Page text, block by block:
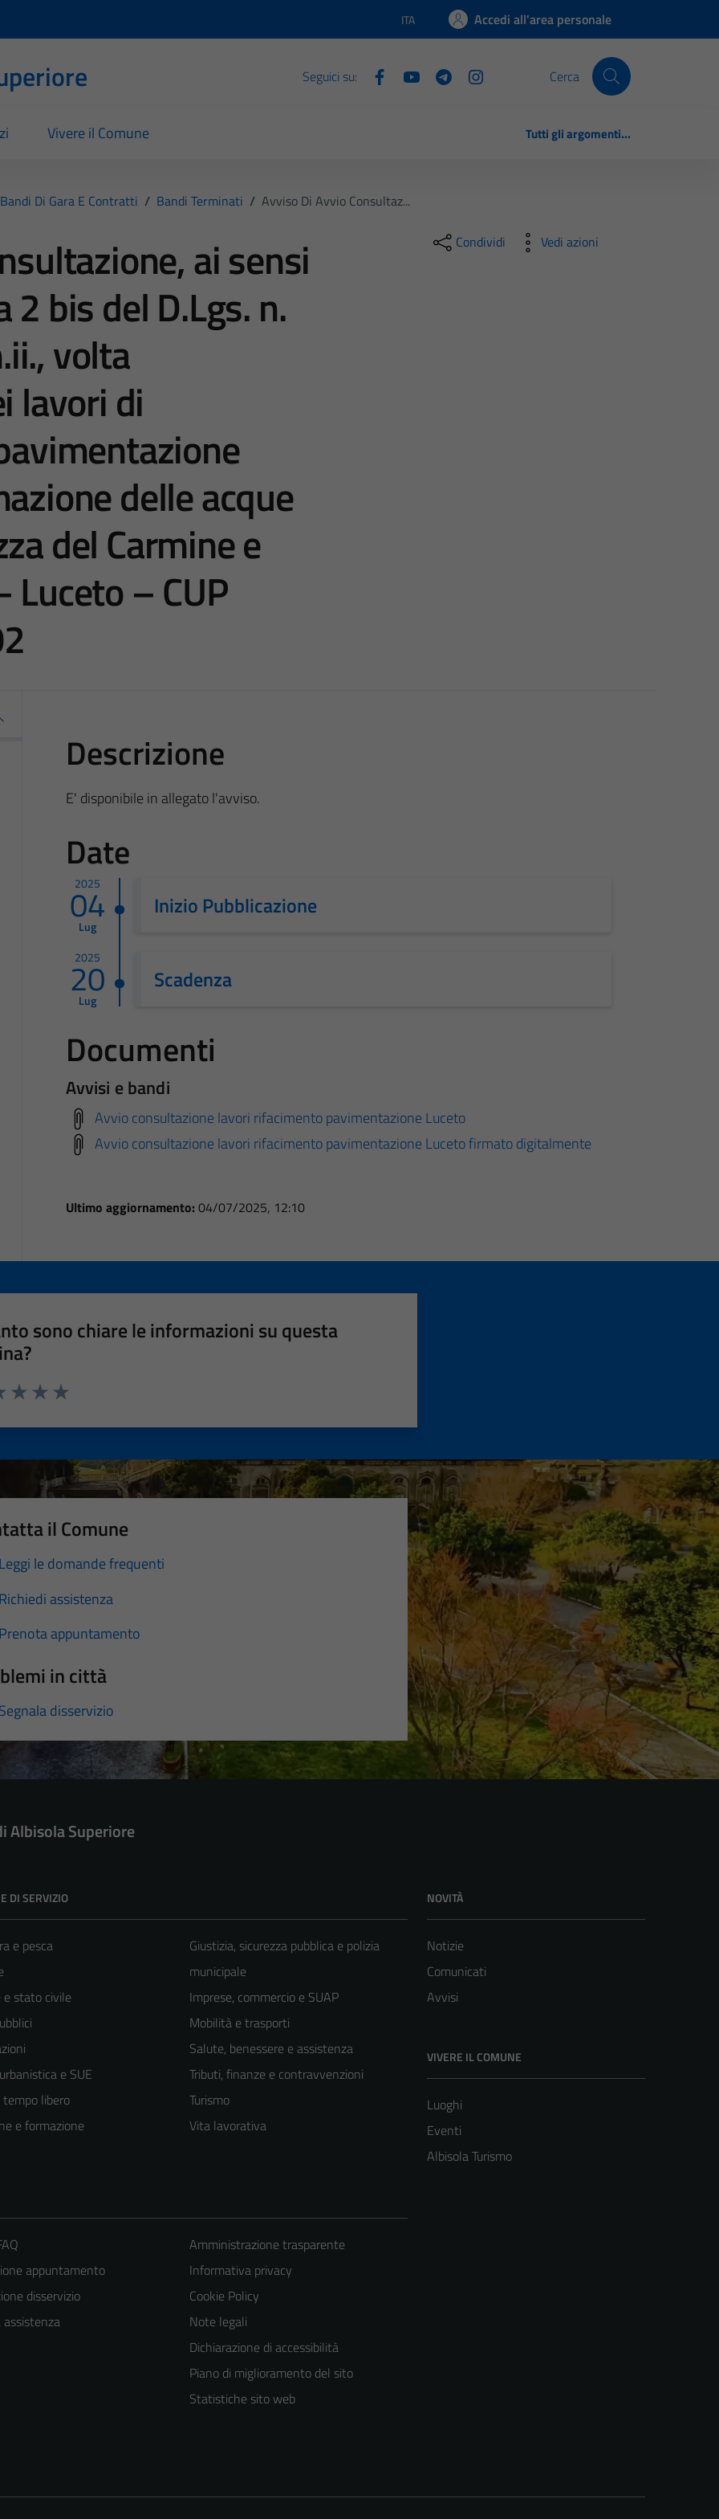
Lingua attiva:
ITA Accedi all'area personale
Seguici su: Cerca
Vivere il Comune Tutti gli argomenti...
Bandi Di Gara E Contratti / Bandi Terminati / Avviso Di Avvio Consultaz...
ai sensi
2 bis del D.Lgs. n.
volta
lavori di
delle acque
del Carmine e
Luceto – CUP
Condividi Vedi azioni
Descrizione
E' disponibile in allegato l'avviso.
Date
2025
04
Lug
Inizio Pubblicazione
2025
20
Lug
Scadenza
Documenti
Avvisi e bandi
Avvio consultazione lavori rifacimento pavimentazione Luceto
Avvio consultazione lavori rifacimento pavimentazione Luceto firmato digitalmente
Ultimo aggiornamento: 04/07/2025, 12:10
sono chiare le informazioni su questa
il Comune
Leggi le domande frequenti
Richiedi assistenza
Prenota appuntamento
in città
Segnala disservizio
Albisola Superiore
DI SERVIZIO
e pesca
e stato civile
e SUE
libero
e formazione
Giustizia, sicurezza pubblica e polizia
municipale
Imprese, commercio e SUAP
Mobilità e trasporti
Salute, benessere e assistenza
Tributi, finanze e contravvenzioni
Turismo
Vita lavorativa
NOVITÀ
Notizie
Comunicati
Avvisi
VIVERE IL COMUNE
Luoghi
Eventi
Albisola Turismo
appuntamento
disservizio
assistenza
Amministrazione trasparente
Informativa privacy
Cookie Policy
Note legali
Dichiarazione di accessibilità
Piano di miglioramento del sito
Statistiche sito web